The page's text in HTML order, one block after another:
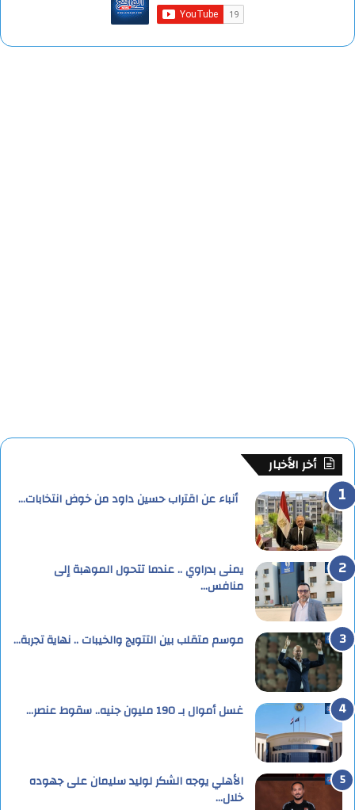
أخر الأخبار
أنباء عن اقتراب حسين داود من خوض انتخابات…
يمنى بدراوي .. عندما تتحول الموهبة إلى
منافس…
موسم متقلب بين التتويج والخيبات .. نهاية تجربة…
غسل أموال بـ 190 مليون جنيه.. سقوط عنصر…
الأهلي يوجه الشكر لوليد سليمان على جهوده
خلال…